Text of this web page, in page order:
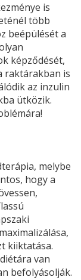
is
több
beépülését a
képződését,
raktárakban is
az inzulin
ütközik.
melybe
hogy a
kiiktatása.
van
befolyásolják.